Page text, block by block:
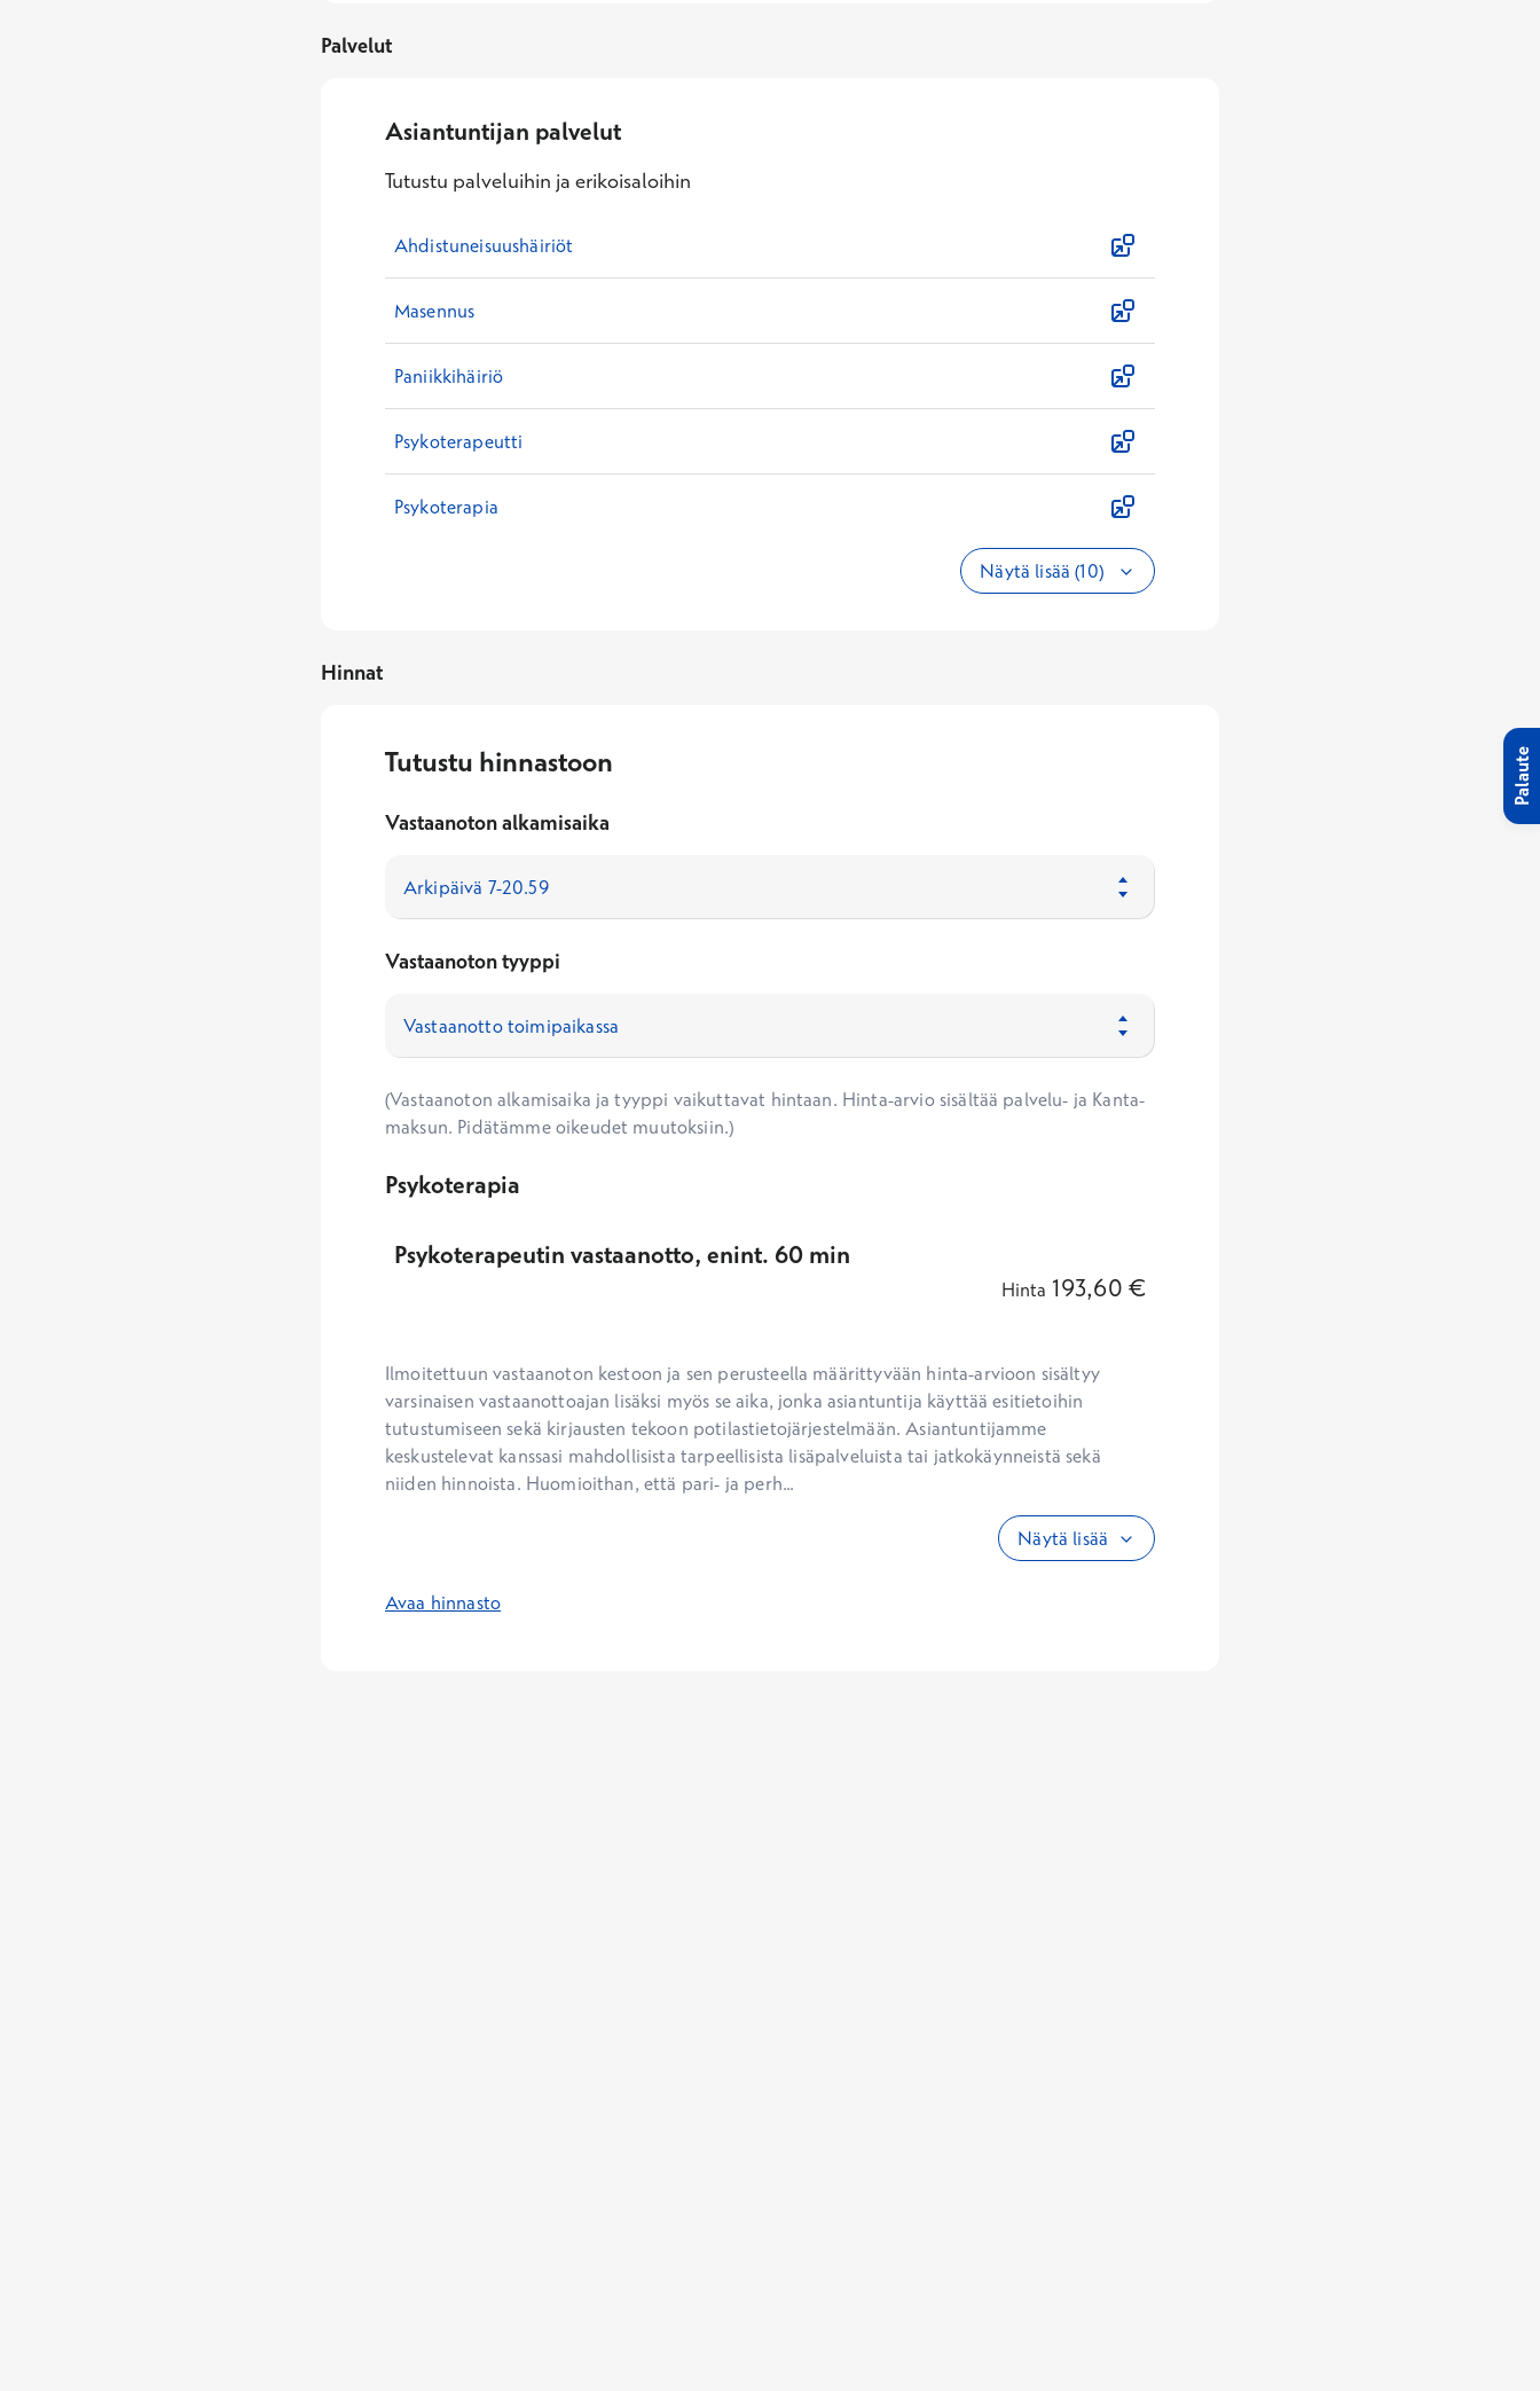
Palvelut
Asiantuntijan palvelut
Tutustu palveluihin ja erikoisaloihin
Ahdistuneisuushäiriöt
Masennus
Paniikkihäiriö
Psykoterapeutti
Psykoterapia
Näytä lisää (10)
Hinnat
Tutustu hinnastoon
Vastaanoton alkamisaika
Vastaanoton tyyppi
(Vastaanoton alkamisaika ja tyyppi vaikuttavat hintaan. Hinta-arvio sisältää palvelu- ja Kanta-
maksun. Pidätämme oikeudet muutoksiin.)
Psykoterapia
Psykoterapeutin vastaanotto, enint. 60 min
Hinta 193,60 €
Ilmoitettuun vastaanoton kestoon ja sen perusteella määrittyvään hinta-arvioon sisältyy
varsinaisen vastaanottoajan lisäksi myös se aika, jonka asiantuntija käyttää esitietoihin
tutustumiseen sekä kirjausten tekoon potilastietojärjestelmään. Asiantuntijamme
keskustelevat kanssasi mahdollisista tarpeellisista lisäpalveluista tai jatkokäynneistä sekä
niiden hinnoista. Huomioithan, että pari- ja perh...
Näytä lisää
Avaa hinnasto
Palaute